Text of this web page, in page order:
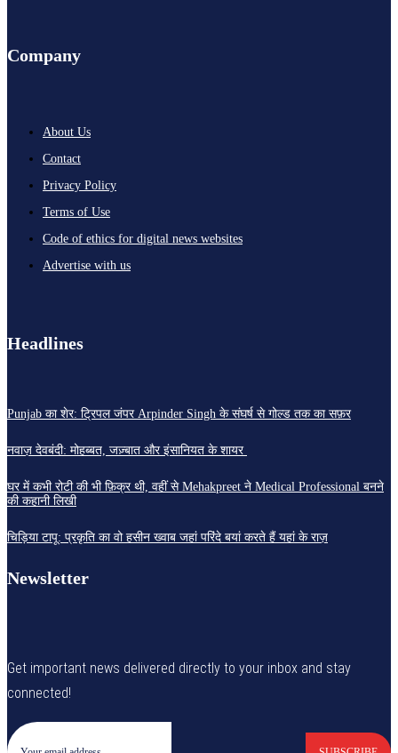
Company
About Us
Contact
Privacy Policy
Terms of Use
Code of ethics for digital news websites
Advertise with us
Headlines
Punjab का शेर: ट्रिपल जंपर Arpinder Singh के संघर्ष से गोल्ड तक का सफ़र
नवाज़ देवबंदी: मोहब्बत, जज़्बात और इंसानियत के शायर
घर में कभी रोटी की भी फ़िक्र थी, वहीं से Mehakpreet ने Medical Professional बनने
की कहानी लिखी
चिड़िया टापू: प्रकृति का वो हसीन ख्वाब जहां परिंदे बयां करते हैं यहां के राज़
Newsletter
Get important news delivered directly to your inbox and stay
connected!